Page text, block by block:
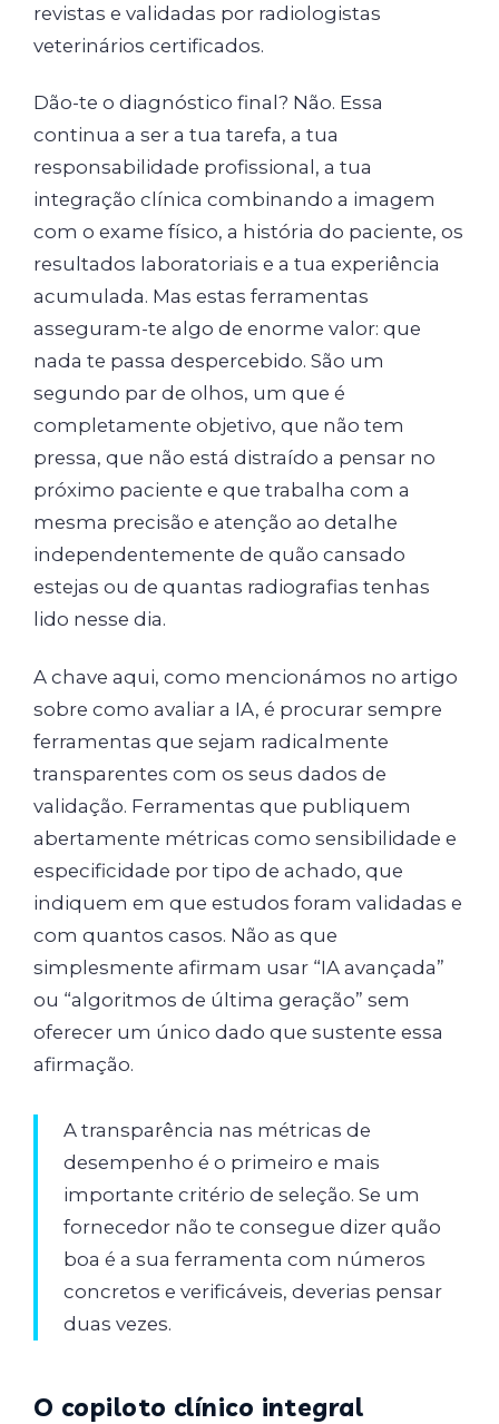
revistas e validadas por radiologistas
veterinários certificados.
Dão-te o diagnóstico final? Não. Essa
continua a ser a tua tarefa, a tua
responsabilidade profissional, a tua
integração clínica combinando a imagem
com o exame físico, a história do paciente, os
resultados laboratoriais e a tua experiência
acumulada. Mas estas ferramentas
asseguram-te algo de enorme valor: que
nada te passa despercebido. São um
segundo par de olhos, um que é
completamente objetivo, que não tem
pressa, que não está distraído a pensar no
próximo paciente e que trabalha com a
mesma precisão e atenção ao detalhe
independentemente de quão cansado
estejas ou de quantas radiografias tenhas
lido nesse dia.
A chave aqui, como mencionámos no artigo
sobre como avaliar a IA, é procurar sempre
ferramentas que sejam radicalmente
transparentes com os seus dados de
validação. Ferramentas que publiquem
abertamente métricas como sensibilidade e
especificidade por tipo de achado, que
indiquem em que estudos foram validadas e
com quantos casos. Não as que
simplesmente afirmam usar “IA avançada”
ou “algoritmos de última geração” sem
oferecer um único dado que sustente essa
afirmação.
A transparência nas métricas de
desempenho é o primeiro e mais
importante critério de seleção. Se um
fornecedor não te consegue dizer quão
boa é a sua ferramenta com números
concretos e verificáveis, deverias pensar
duas vezes.
O copiloto clínico integral